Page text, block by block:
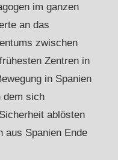
im ganzen
an das
zwischen
Zentren in
in Spanien
dem sich
ablösten
aus Spanien Ende